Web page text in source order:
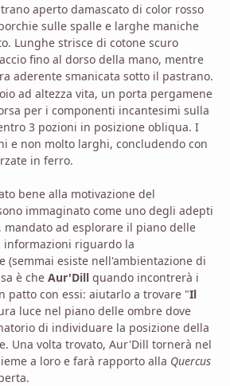
aperto damascato di color rosso
sulle spalle e larghe maniche
Lunghe strisce di cotone scuro
fino al dorso della mano, mentre
aderente smanicata sotto il pastrano.
ad altezza vita, un porta pergamene
per i componenti incantesimi sulla
3 pozioni in posizione obliqua. I
e non molto larghi, concludendo con
in ferro.
bene alla motivazione del
immaginato come uno degli adepti
, mandato ad esplorare il piano delle
riguardo la
(semmai esiste nell'ambientazione di
è che Aur'Dill quando incontrerà i
patto con essi: aiutarlo a trovare "Il
luce nel piano delle ombre dove
di individuare la posizione della
Una volta trovato, Aur'Dill tornerà nel
a loro e farà rapporto alla Quercus